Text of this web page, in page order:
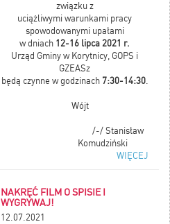
związku z
uciążliwymi warunkami pracy
spowodowanymi upałami
w dniach 12-16 lipca 2021 r.
Urząd Gminy w Korytnicy, GOPS i
GZEASz
będą czynne w godzinach 7:30-14:30.
Wójt
/-/ Stanisław
Komudziński
WIĘCEJ
NAKRĘĆ FILM O SPISIE I
WYGRYWAJ!
12.07.2021